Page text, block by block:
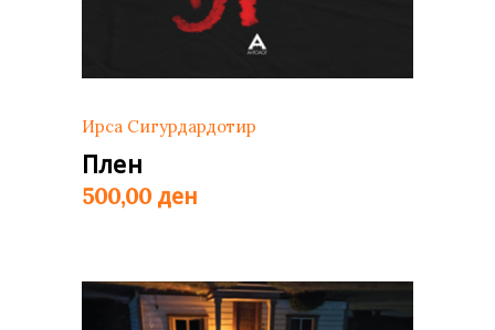
Ирса Сигурдардотир
Плен
500,00 ден